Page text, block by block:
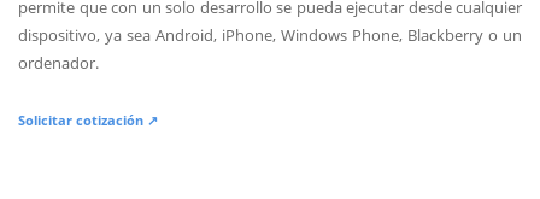
permite que con un solo desarrollo se pueda ejecutar desde cualquier
dispositivo, ya sea Android, iPhone, Windows Phone, Blackberry o un
ordenador.
Solicitar cotización ↗